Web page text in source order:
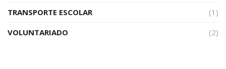
TRANSPORTE ESCOLAR
(1)
VOLUNTARIADO
(2)